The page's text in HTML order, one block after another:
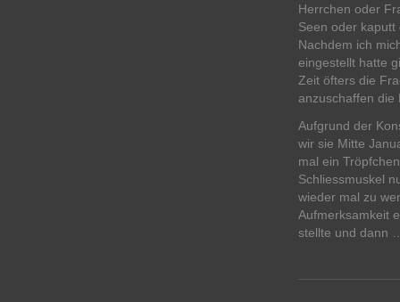
Herrchen oder
Seen oder
Nachdem ich
eingestellt hatte
Zeit öfters die
anzuschaffen die
Aufgrund der
wir sie Mitte
mal ein
Schliessmuskel
wieder mal zu
Aufmerksamkeit
stellte und dann